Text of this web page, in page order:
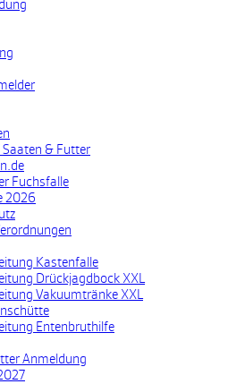
& Futter
Fuchsfalle
2026
Kastenfalle
Drückjagdbock XXL
Vakuumtränke XXL
Entenbruthilfe
Anmeldung